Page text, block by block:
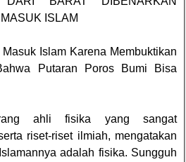
ISLAM
Islam Karena Membuktikan
Putaran Poros Bumi Bisa
ahli fisika yang sangat
riset-riset ilmiah, mengatakan
adalah fisika. Sungguh